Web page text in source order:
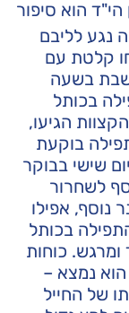
הוא סיפור
נגע לליבם
קלטת עם
שבת בשעה
בכותל
הגיעו,
בוקעת
שישי בבוקר
לשחרור
נוסף, אפילו
בכותל
ומרגש. כוחות
נמצא –
של החייל